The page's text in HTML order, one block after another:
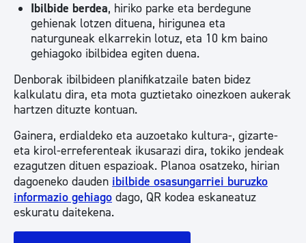
Ibilbide berdea, hiriko parke eta berdegune
gehienak lotzen dituena, hirigunea eta
naturguneak elkarrekin lotuz, eta 10 km baino
gehiagoko ibilbidea egiten duena.
Denborak ibilbideen planifikatzaile baten bidez
kalkulatu dira, eta mota guztietako oinezkoen aukerak
hartzen dituzte kontuan.
Gainera, erdialdeko eta auzoetako kultura-, gizarte-
eta kirol-erreferenteak ikusarazi dira, tokiko jendeak
ezagutzen dituen espazioak. Planoa osatzeko, hirian
dagoeneko dauden ibilbide osasungarriei buruzko
informazio gehiago dago, QR kodea eskaneatuz
eskuratu daitekena.